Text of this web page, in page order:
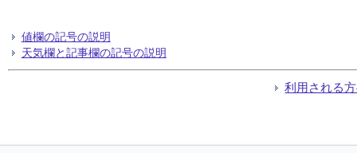
24
24
24
24
値欄の記号の説明
天気欄と記事欄の記号の説明
利用される